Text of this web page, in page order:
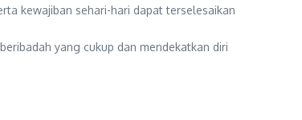
kewajiban sehari-hari dapat terselesaikan
yang cukup dan mendekatkan diri